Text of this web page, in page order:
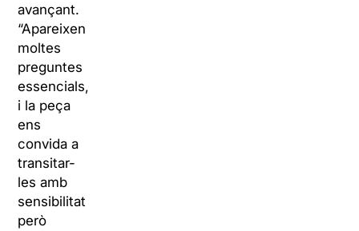
avançant.
“Apareixen
moltes
preguntes
essencials,
i la peça
ens
convida a
transitar-
les amb
sensibilitat
però